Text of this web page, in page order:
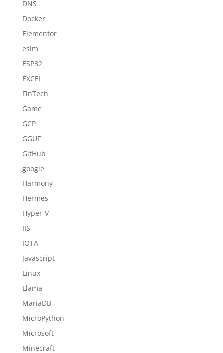
DNS
Docker
Elementor
esim
ESP32
EXCEL
FinTech
Game
GCP
GGUF
GitHub
google
Harmony
Hermes
Hyper-V
IIS
IOTA
Javascript
Linux
Llama
MariaDB
MicroPython
Microsoft
Minecraft